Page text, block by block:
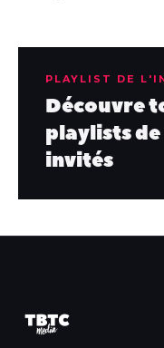
PLAYLIST DE
Découvre
playlists de
invités